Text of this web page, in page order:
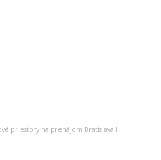
priestory na prenájom Bratislava I